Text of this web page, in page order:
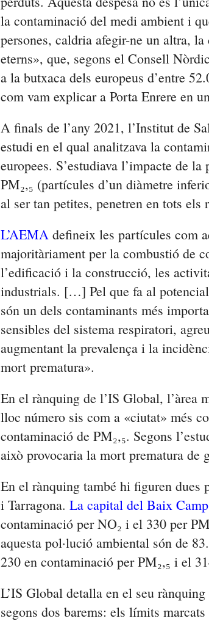
la contaminació del medi ambient i
persones, caldria afegir-ne un altra,
eterns», que, segons el Consell
a la butxaca dels europeus d’entre
com vam explicar a Porta Enrere en
A finals de l’any 2021, l’Institut de
estudi en el qual analitzava la
europees. S’estudiava l’impacte de
PM₂,₅ (partícules d’un diàmetre
al ser tan petites, penetren en tots els
L’AEMA defineix les partícules com
majoritàriament per la combustió de
l’edificació i la construcció, les
industrials. […] Pel que fa al
són un dels contaminants més
sensibles del sistema respiratori,
augmentant la prevalença i la
mort prematura».
En el rànquing de l’IS Global, l’àrea
lloc número sis com a «ciutat» més
contaminació de PM₂,₅. Segons
això provocaria la mort prematura de
En el rànquing també hi figuren dues
i Tarragona. La capital del Baix Camp
contaminació per NO₂ i el 330 per
aquesta pol·lució ambiental són de
230 en contaminació per PM₂,₅ i el
L’IS Global detalla en el seu
segons dos barems: els límits